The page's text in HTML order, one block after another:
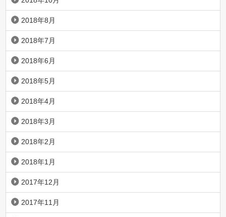
2018年8月
2018年7月
2018年6月
2018年5月
2018年4月
2018年3月
2018年2月
2018年1月
2017年12月
2017年11月